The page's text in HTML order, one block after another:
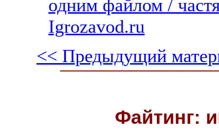
одним файлом /
Igrozavod.ru
<< Предыдущий
Файтинг: